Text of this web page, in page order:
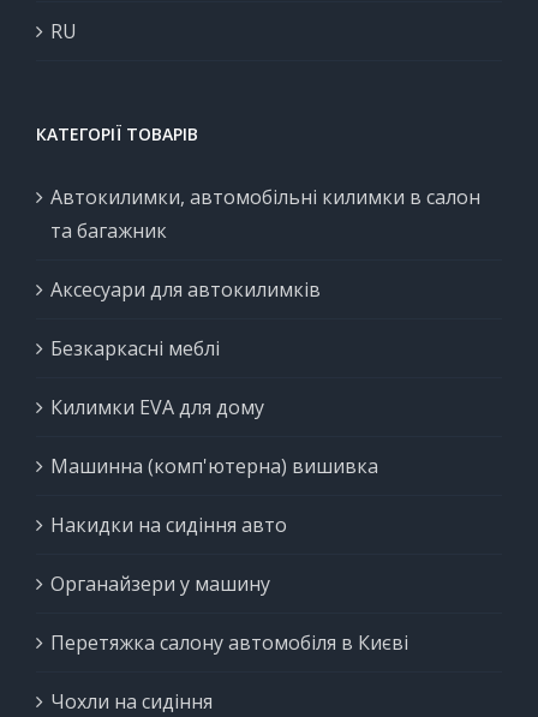
RU
КАТЕГОРІЇ ТОВАРІВ
Автокилимки, автомобільні килимки в салон
та багажник
Аксесуари для автокилимків
Безкаркасні меблі
Килимки EVA для дому
Машинна (комп'ютерна) вишивка
Накидки на сидіння авто
Органайзери у машину
Перетяжка салону автомобіля в Києві
Чохли на сидіння